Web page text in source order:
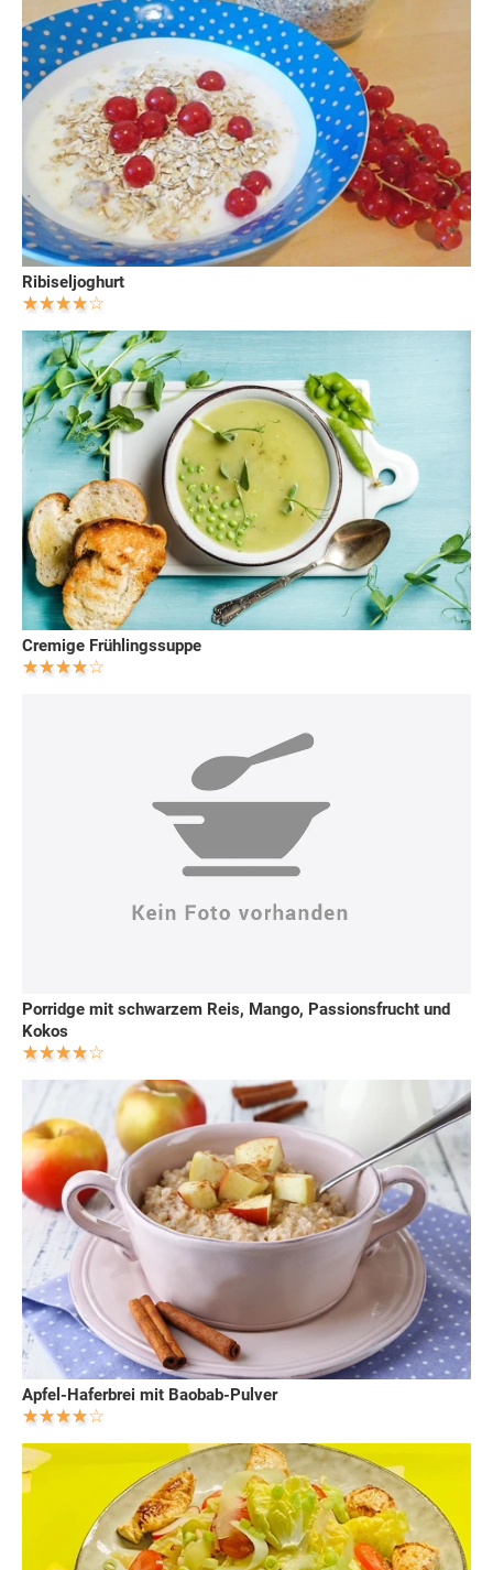
Ribiseljoghurt
Cremige Frühlingssuppe
Porridge mit schwarzem Reis, Mango, Passionsfrucht und
Kokos
Apfel-Haferbrei mit Baobab-Pulver